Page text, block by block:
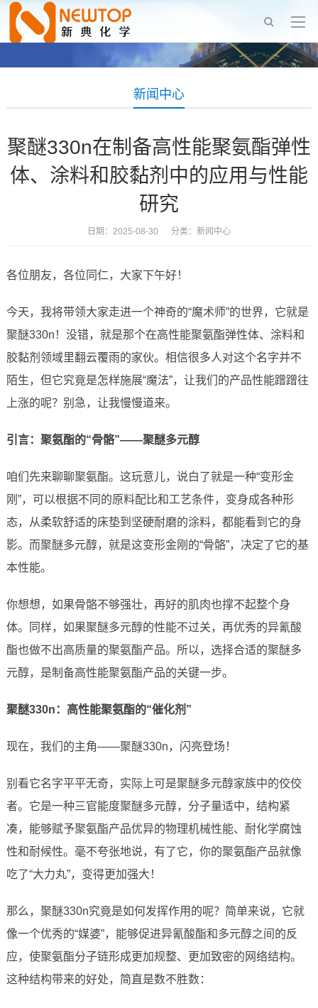
新闻中心
聚醚330n在制备高性能聚氨酯弹性
体、涂料和胶黏剂中的应用与性能
研究
日期：2025-08-30 分类： 新闻中心
各位朋友，各位同仁，大家下午好！
今天，我将带领大家走进一个神奇的“魔术师”的世界，它就是
聚醚330n！没错，就是那个在高性能聚氨酯弹性体、涂料和
胶黏剂领域里翻云覆雨的家伙。相信很多人对这个名字并不
陌生，但它究竟是怎样施展“魔法”，让我们的产品性能蹭蹭往
上涨的呢？别急，让我慢慢道来。
引言：聚氨酯的“骨骼”——聚醚多元醇
咱们先来聊聊聚氨酯。这玩意儿，说白了就是一种“变形金
刚”，可以根据不同的原料配比和工艺条件，变身成各种形
态，从柔软舒适的床垫到坚硬耐磨的涂料，都能看到它的身
影。而聚醚多元醇，就是这变形金刚的“骨骼”，决定了它的基
本性能。
你想想，如果骨骼不够强壮，再好的肌肉也撑不起整个身
体。同样，如果聚醚多元醇的性能不过关，再优秀的异氰酸
酯也做不出高质量的聚氨酯产品。所以，选择合适的聚醚多
元醇，是制备高性能聚氨酯产品的关键一步。
聚醚330n：高性能聚氨酯的“催化剂”
现在，我们的主角——聚醚330n，闪亮登场！
别看它名字平平无奇，实际上可是聚醚多元醇家族中的佼佼
者。它是一种三官能度聚醚多元醇，分子量适中，结构紧
凑，能够赋予聚氨酯产品优异的物理机械性能、耐化学腐蚀
性和耐候性。毫不夸张地说，有了它，你的聚氨酯产品就像
吃了“大力丸”，变得更加强大！
那么，聚醚330n究竟是如何发挥作用的呢？简单来说，它就
像一个优秀的“媒婆”，能够促进异氰酸酯和多元醇之间的反
应，使聚氨酯分子链形成更加规整、更加致密的网络结构。
这种结构带来的好处，简直是数不胜数：